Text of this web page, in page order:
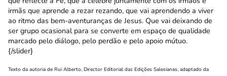
irmãs que aprende a rezar rezando, que vai aprendendo a viver
ao ritmo das bem-aventuranças de Jesus. Que vai deixando de
ser grupo ocasional para se converte em espaço de qualidade
marcado pelo diálogo, pelo perdão e pelo apoio mútuo.
{/slider}
Texto da autoria de Rui Alberto, Director Editorial das Edições Salesianas, adaptado da